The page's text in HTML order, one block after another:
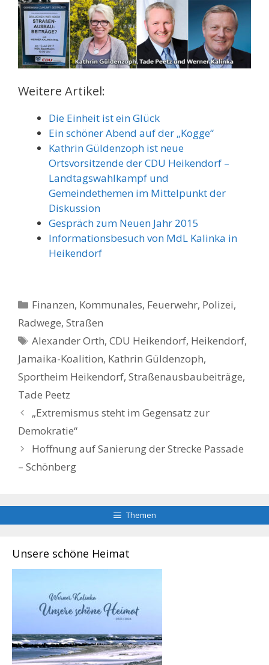
Weitere Artikel:
Die Einheit ist ein Glück
Ein schöner Abend auf der „Kogge“
Kathrin Güldenzoph ist neue
Ortsvorsitzende der CDU Heikendorf –
Landtagswahlkampf und
Gemeindethemen im Mittelpunkt der
Diskussion
Gespräch zum Neuen Jahr 2015
Informationsbesuch von MdL Kalinka in
Heikendorf
Kategorien
Finanzen, Kommunales, Feuerwehr, Polizei,
Radwege, Straßen
Schlagwörter
Alexander Orth,CDU Heikendorf, Heikendorf,
Jamaika-Koalition, Kathrin Güldenzoph,
Sportheim Heikendorf, Straßenausbaubeiträge,
Tade Peetz
„Extremismus steht im Gegensatz zur
Demokratie“
Hoffnung auf Sanierung der Strecke Passade
– Schönberg
Themen
Unsere schöne Heimat